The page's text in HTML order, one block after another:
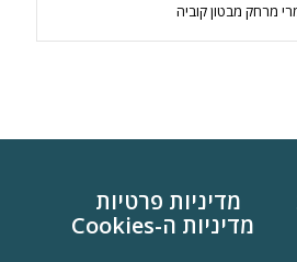
מרחק מבטון קוביה
מדיניות פרטיות
מדיניות ה-Cookies